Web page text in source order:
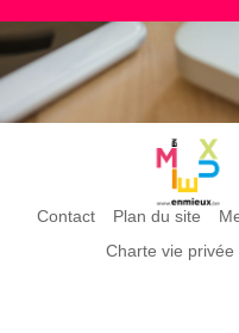
Contact Plan du site
Charte vie privée